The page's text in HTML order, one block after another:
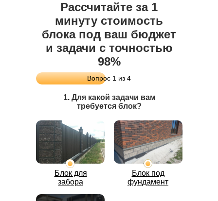
Блок для
забора
Блок под
фундамент
1. Для какой задачи вам
требуется блок?
Рассчитайте за 1
минуту стоимость
блока под ваш бюджет
и задачи с точностью
98%
Вопрос 1 из 4